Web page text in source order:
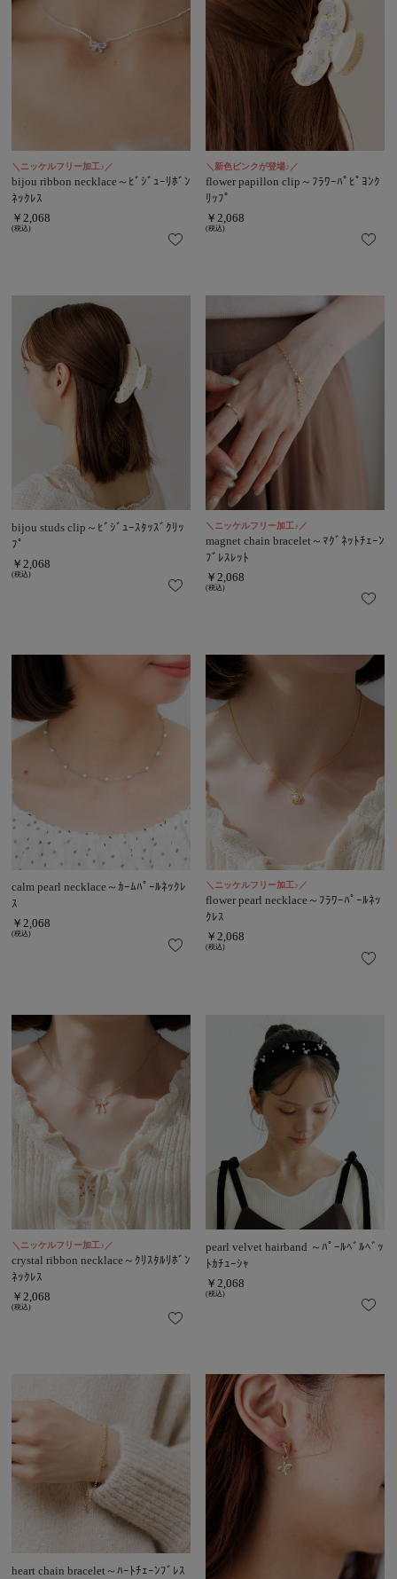
＼ニッケルフリー加工♪／
bijou ribbon necklace～ﾋﾞｼﾞｭｰﾘﾎﾞﾝ
ﾈｯｸﾚｽ
￥2,068
(税込)
＼新色ピンクが登場♪／
flower papillon clip～ﾌﾗﾜｰﾊﾟﾋﾟﾖﾝｸ
ﾘｯﾌﾟ
￥2,068
(税込)
bijou studs clip～ﾋﾞｼﾞｭｰｽﾀｯｽﾞｸﾘｯ
ﾌﾟ
￥2,068
(税込)
＼ニッケルフリー加工♪／
magnet chain bracelet～ﾏｸﾞﾈｯﾄﾁｪｰﾝ
ﾌﾞﾚｽﾚｯﾄ
￥2,068
(税込)
calm pearl necklace～ｶｰﾑﾊﾟｰﾙﾈｯｸﾚ
ｽ
￥2,068
(税込)
＼ニッケルフリー加工♪／
flower pearl necklace～ﾌﾗﾜｰﾊﾟｰﾙﾈｯ
ｸﾚｽ
￥2,068
(税込)
＼ニッケルフリー加工♪／
crystal ribbon necklace～ｸﾘｽﾀﾙﾘﾎﾞﾝ
ﾈｯｸﾚｽ
￥2,068
(税込)
pearl velvet hairband ～ﾊﾟｰﾙﾍﾞﾙﾍﾞｯ
ﾄｶﾁｭｰｼｬ
￥2,068
(税込)
heart chain bracelet～ﾊｰﾄﾁｪｰﾝﾌﾞﾚｽ